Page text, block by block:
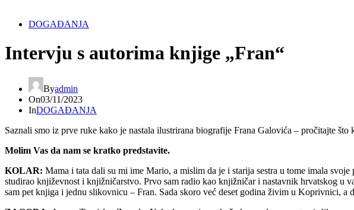
DOGAĐANJA
Intervju s autorima knjige „Fran“
Byadmin
On03/11/2023
InDOGAĐANJA
Saznali smo iz prve ruke kako je nastala ilustrirana biografije Frana Galovića – pročitajte
Molim Vas da nam se kratko predstavite.
KOLAR: Mama i tata dali su mi ime Mario, a mislim da je i starija sestra u tome imala
studirao književnost i knjižničarstvo. Prvo sam radio kao knjižničar i nastavnik hrvatskog
sam pet knjiga i jednu slikovnicu – Fran. Sada skoro već deset godina živim u Koprivnici, a